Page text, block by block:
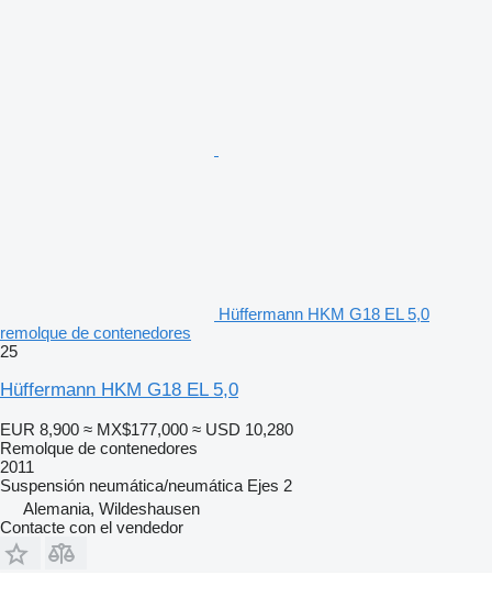
Hüffermann HKM G18 EL 5,0
remolque de contenedores
25
Hüffermann HKM G18 EL 5,0
EUR 8,900 ≈ MX$177,000 ≈ USD 10,280
Remolque de contenedores
2011
Suspensión neumática/neumática Ejes 2
Alemania, Wildeshausen
Contacte con el vendedor